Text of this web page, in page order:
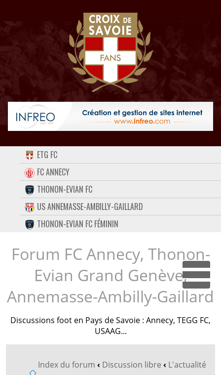
ACCUEIL
FORUM
CONTACT
FACEBOOK
TWITTER
INSTAGRAM
ETG FC
FC ANNECY
THONON-EVIAN FC
US ANNEMASSE-AMBILLY-GAILLARD
THONON-EVIAN FC FÉMININ
Forum FC Annecy, Thonon-
Evian Grand Genève,
Annemasse-Ambilly-Gaillard
Discussions foot en Pays de Savoie : Annecy, TEGG FC,
USAAG...
Index du forum ‹ Discussion libre ‹ L'actualité